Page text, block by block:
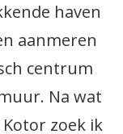
haven
aanmeren
centrum
Na wat
zoek ik